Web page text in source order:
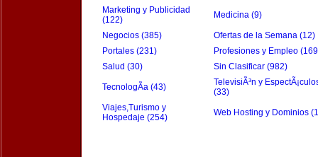
Marketing y Publicidad
(122)
Medicina (9)
Negocios (385)
Ofertas de la Semana (12)
Portales (231)
Profesiones y Empleo
Salud (30)
Sin Clasificar (982)
TecnologÃ­a (43)
TelevisiÃ³n y
(33)
Viajes,Turismo y
Hospedaje (254)
Web Hosting y Dominios